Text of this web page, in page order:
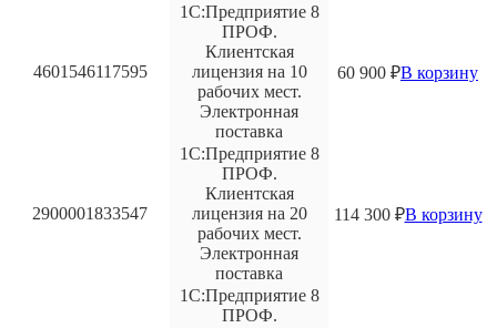
4601546117595
1С:Предприятие 8
ПРОФ.
Клиентская
лицензия на 10
рабочих мест.
Электронная
поставка
60 900 ₽В корзину
2900001833547
1С:Предприятие 8
ПРОФ.
Клиентская
лицензия на 20
рабочих мест.
Электронная
поставка
114 300 ₽В корзину
1С:Предприятие 8
ПРОФ.